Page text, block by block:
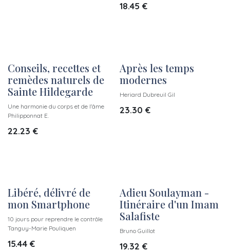
18.45 €
Conseils, recettes et
remèdes naturels de
Sainte Hildegarde
Une harmonie du corps et de l'âme
Philipponnat E.
22.23 €
Après les temps
modernes
Heriard Dubreuil Gil
23.30 €
Libéré, délivré de
mon Smartphone
10 jours pour reprendre le contrôle
Tanguy-Marie Pouliquen
15.44 €
Adieu Soulayman -
Itinéraire d'un Imam
Salafiste
Bruno Guillot
19.32 €